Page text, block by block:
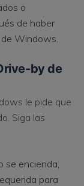
o
de haber
Windows.
by de
le pide que
Siga las
se encienda,
para